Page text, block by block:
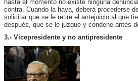
hasta el momento no existe ninguna
contra. Cuando la haya, deberá procederse
solicitar que se le retire el antejuicio al que
después, que se le juzgue y condene antes
3.- Vicepresidente y no antipresidente